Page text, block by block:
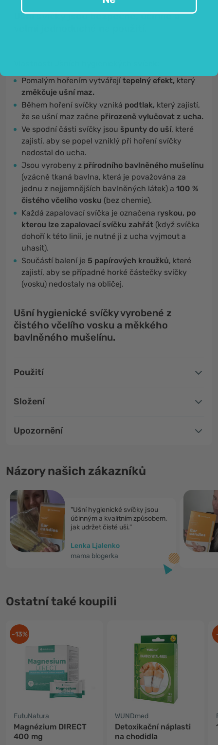
Ušní svíčky jsou bezpečné, účinné a
Pomalým hořením vytvářejítepelný efekt, který
změkčuje ušní maz.
Během hoření svíčky vzniká podtlak, který zajistí,
že se ušní maz začne přirozeně vylučovat z ucha.
Ve spodní části svíčky jsou špunty do uší, které
zajistí, aby se popel vzniklý při hoření svíčky
nedostal do ucha.
Jsou vyrobeny z přírodního bavlněného mušelínu
(vzácně tkaná bavlna, která je považována za
jednu z nejjemnějších bavlněných látek) a 100 %
čistého včelího vosku (bez chemie).
Každá zapalovací svíčka je označena ryskou, po
kterou lze zapalovací svíčku zahřát (když svíčka
dohoří k této linii, je nutné ji z ucha vyjmout a
uhasit).
Součástí balení je 5 papírových kroužků, které
zajistí, aby se případné horké částečky svíčky
(vosku) nedostaly na obličej.
Ušní hygienické svíčky vyrobené z
čistého včelího vosku a měkkého
bavlněného mušelínu.
Použití
Složení
Upozornění
Názory našich zákazníků
"Ušní hygienické svíčky jsou
účinným a kvalitním způsobem,
jak udržet čisté uši."
Lenka Ljalenko
mama blogerka
Ostatní také koupili
-13%
FutuNatura
Magnézium DIRECT
400 mg
WUNDmed
Detoxikační náplasti
na chodidla